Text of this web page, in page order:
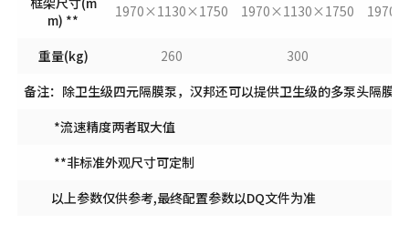
m) **
1970×1130×1750 1970×1130×1750
重量(kg) 260
300
备注：除卫生级四元隔膜泵，汉邦还可以提供卫生级的多泵头隔膜
*流速精度两者取大值
**非标准外观尺寸可定制
以上参数仅供参考,最终配置参数以DQ文件为准